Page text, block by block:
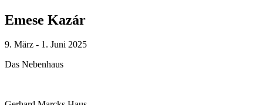
Emese Kazár
9. März - 1. Juni 2025
Das Nebenhaus